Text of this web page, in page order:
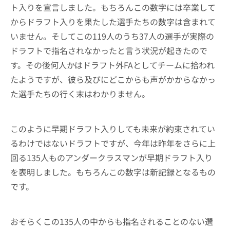
ト入りを宣言しました。もちろんこの数字には卒業して
からドラフト入りを果たした選手たちの数字は含まれて
いません。そしてこの119人のうち37人の選手が実際の
ドラフトで指名されなかったと言う状況が起きたので
す。その後何人かはドラフト外FAとしてチームに拾われ
たようですが、彼ら及びにどこからも声がかからなかっ
た選手たちの行く末はわかりません。
このように早期ドラフト入りしても未来が約束されてい
るわけではないドラフトですが、今年は昨年をさらに上
回る135人ものアンダークラスマンが早期ドラフト入り
を表明しました。もちろんこの数字は新記録となるもの
です。
おそらくこの135人の中からも指名されることのない選